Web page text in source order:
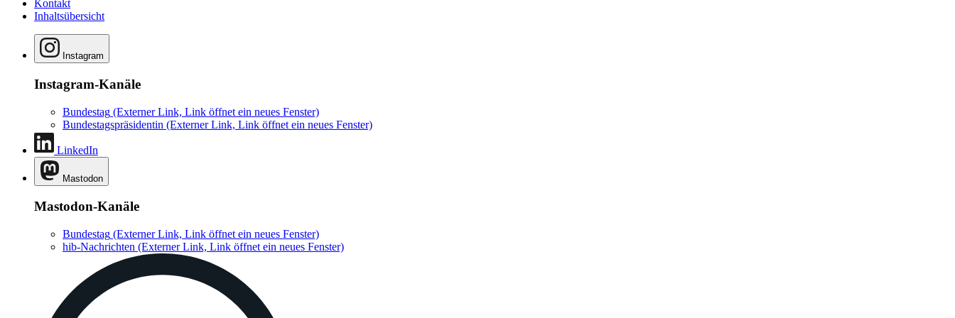
Kontakt
Inhaltsübersicht
Instagram
Instagram-Kanäle
Bundestag (Externer Link, Link öffnet ein neues Fenster)
Bundestagspräsidentin (Externer Link, Link öffnet ein neues Fenster)
LinkedIn
Mastodon
Mastodon-Kanäle
Bundestag (Externer Link, Link öffnet ein neues Fenster)
hib-Nachrichten (Externer Link, Link öffnet ein neues Fenster)